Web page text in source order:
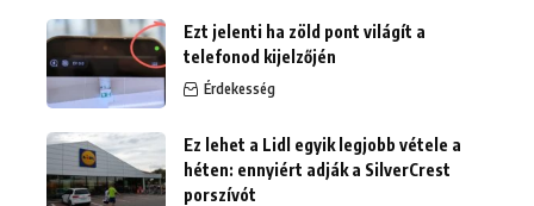
Ezt jelenti ha zöld pont világít a
telefonod kijelzőjén
Érdekesség
Ez lehet a Lidl egyik legjobb vétele a
héten: ennyiért adják a SilverCrest
porszívót